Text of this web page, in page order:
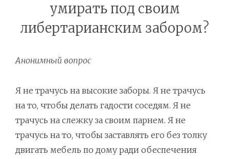
умирать под своим
либертарианским забором?
Анонимный вопрос
Я не трачусь на высокие заборы. Я не трачусь
на то, чтобы делать гадости соседям. Я не
трачусь на слежку за своим парнем. Я не
трачусь на то, чтобы заставлять его без толку
двигать мебель по дому ради обеспечения